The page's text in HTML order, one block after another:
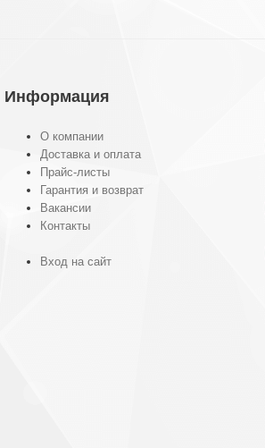
Информация
О компании
Доставка и оплата
Прайс-листы
Гарантия и возврат
Вакансии
Контакты
Вход на сайт